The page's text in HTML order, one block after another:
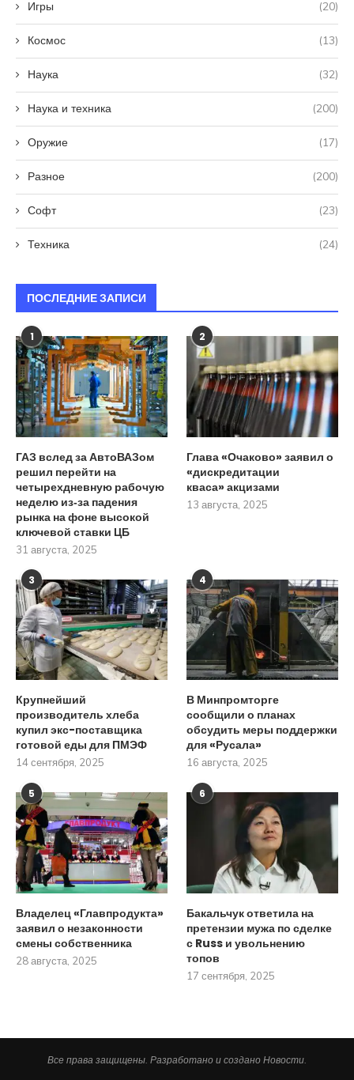
Игры (20)
Космос (13)
Наука (32)
Наука и техника (200)
Оружие (17)
Разное (200)
Софт (23)
Техника (24)
ПОСЛЕДНИЕ ЗАПИСИ
1
ГАЗ вслед за АвтоВАЗом
решил перейти на
четырехдневную рабочую
неделю из‑за падения
рынка на фоне высокой
ключевой ставки ЦБ
31 августа, 2025
2
Глава «Очаково» заявил о
«дискредитации
кваса» акцизами
13 августа, 2025
3
Крупнейший
производитель хлеба
купил экс-поставщика
готовой еды для ПМЭФ
14 сентября, 2025
4
В Минпромторге
сообщили о планах
обсудить меры поддержки
для «Русала»
16 августа, 2025
5
Владелец «Главпродукта»
заявил о незаконности
смены собственника
28 августа, 2025
6
Бакальчук ответила на
претензии мужа по сделке
с Russ и увольнению
топов
17 сентября, 2025
Все права защищены. Разработано и создано Новости.